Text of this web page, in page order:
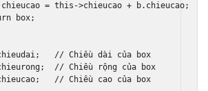
chieucao = this ->chieucao + b. chieucao;
box;
;
// Chiều dài của box
;
// Chiều rộng của box
;
// Chiều cao của box